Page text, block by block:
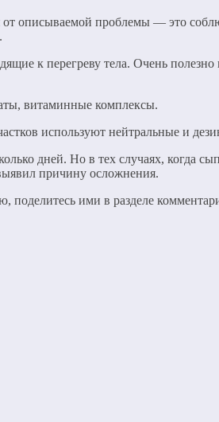
описываемой проблемы — это
к перегреву тела. Очень
витаминные комплексы.
используют нейтральные и
дней. Но в тех случаях, когда
причину осложнения.
поделитесь ими в разделе